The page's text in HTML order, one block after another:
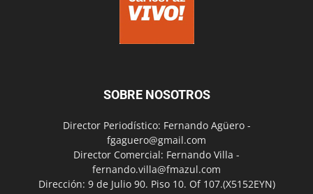
SOBRE NOSOTROS
Director Periodístico: Fernando Agüero -
fgaguero@gmail.com
Director Comercial: Fernando Villa -
fernando.villa@fmazul.com
Dirección: 9 de Julio 90. Piso 10. Of 107.(X5152EYN)